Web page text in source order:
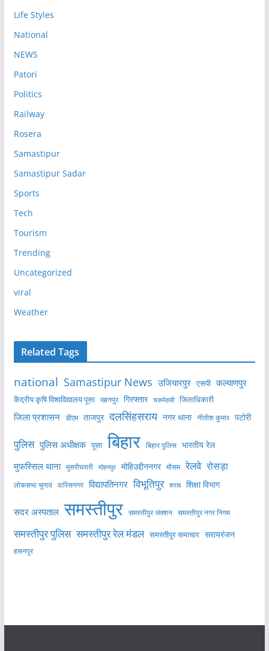
Life Styles
National
NEWS
Patori
Politics
Railway
Rosera
Samastipur
Samastipur Sadar
Sports
Tech
Tourism
Trending
Uncategorized
viral
Weather
Related Tags
national Samastipur News उजियारपुर एसपी कल्याणपुर
केंद्रीय कृषि विश्वविद्यालय पूसा खानपुर गिरफ्तार चकमेहसी जिलाधिकारी
जिला प्रशासन डीएम ताजपुर दलसिंहसराय नगर थाना नीतीश कुमार पटोरी
पुलिस पुलिस अधीक्षक पूसा बिहार बिहार पुलिस भारतीय रेल
मुफस्सिल थाना मुसरीघरारी मोहनपुर मोहिउद्दीननगर मौसम रेलवे रोसड़ा
लोकसभा चुनाव वारिसनगर विद्यापतिनगर विभूतिपुर शराब शिक्षा विभाग
सदर अस्पताल समस्तीपुर समस्तीपुर जंक्शन समस्तीपुर नगर निगम
समस्तीपुर पुलिस समस्तीपुर रेल मंडल समस्तीपुर समाचार सरायरंजन
हसनपुर